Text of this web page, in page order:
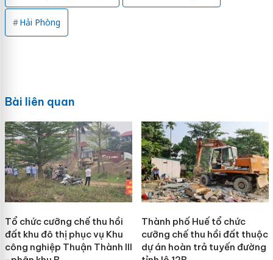
Hải Phòng
Bài liên quan
Tổ chức cưỡng chế thu hồi
đất khu đô thị phục vụ Khu
công nghiệp Thuận Thành III
Thành phố Huế tổ chức
cưỡng chế thu hồi đất thuộc
dự án hoàn trả tuyến đường